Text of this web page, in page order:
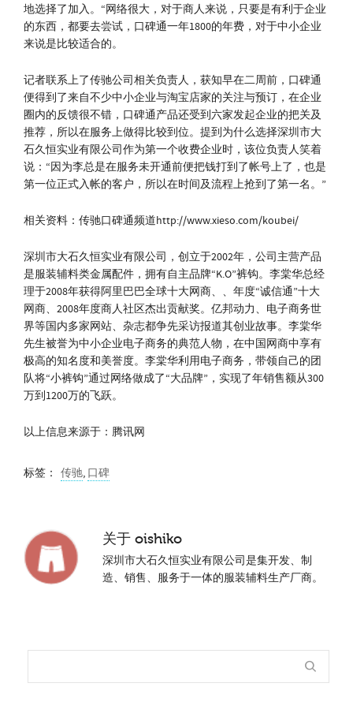
地选择了加入。“网络很大，对于商人来说，只要是有利于企业
的东西，都要去尝试，口碑通一年1800的年费，对于中小企业
来说是比较适合的。
记者联系上了传驰公司相关负责人，获知早在二周前，口碑通
便得到了来自不少中小企业与淘宝店家的关注与预订，在企业
圈内的反馈很不错，口碑通产品还受到六家发起企业的把关及
推荐，所以在服务上做得比较到位。提到为什么选择深圳市大
石久恒实业有限公司作为第一个收费企业时，该位负责人笑着
说：“因为李总是在服务未开通前便把钱打到了帐号上了，也是
第一位正式入帐的客户，所以在时间及流程上抢到了第一名。”
相关资料：传驰口碑通频道http://www.xieso.com/koubei/
深圳市大石久恒实业有限公司，创立于2002年，公司主营产品
是服装辅料类金属配件，拥有自主品牌“K.O”裤钩。李棠华总经
理于2008年获得阿里巴巴全球十大网商、、年度“诚信通”十大
网商、2008年度商人社区杰出贡献奖。亿邦动力、电子商务世
界等国内多家网站、杂志都争先采访报道其创业故事。李棠华
先生被誉为中小企业电子商务的典范人物，在中国网商中享有
极高的知名度和美誉度。李棠华利用电子商务，带领自己的团
队将“小裤钩”通过网络做成了“大品牌”，实现了年销售额从300
万到1200万的飞跃。
以上信息来源于：腾讯网
标签： 传驰, 口碑
关于 oishiko
深圳市大石久恒实业有限公司是集开发、制
造、销售、服务于一体的服装辅料生产厂商。